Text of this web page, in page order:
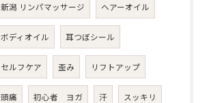
新潟 リンパマッサージ ヘアーオイル
ボディオイル 耳つぼシール
セルフケア 歪み リフトアップ
頭痛 初心者 ヨガ 汗 スッキリ